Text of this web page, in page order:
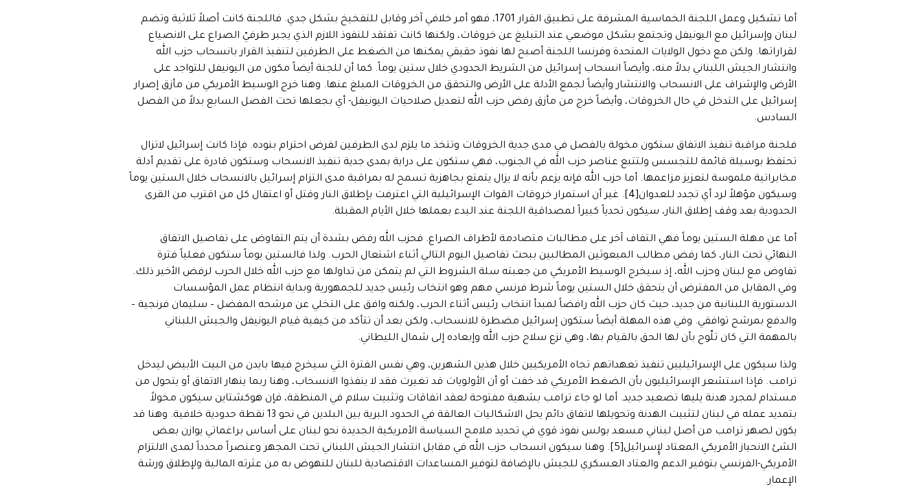
أما تشكيل وعمل اللجنة الخماسية المشرفة على تطبيق القرار 1701، فهو أمر خلافي آخر وقابل للتفخيخ بشكل جدي. فاللجنة كانت أصلاً ثلاثية وتضم
لبنان وإسرائيل مع اليونيفل وتجتمع بشكل موضعي عند التبليغ عن خروقات، ولكنها كانت تفتقد للنفوذ اللازم الذي يجبر طرفيّ الصراع على الانصياع
لقراراتها. ولكن مع دخول الولايات المتحدة وفرنسا اللجنة أصبح لها نفوذ حقيقي يمكنها من الضغط على الطرفين لتنفيذ القرار بانسحاب حزب الله
وانتشار الجيش اللبناني بدلاً منه، وأيضاً انسحاب إسرائيل من الشريط الحدودي خلال ستين يوماً. كما أن للجنة أيضاً مكون من اليونيفل للتواجد على
الأرض والإشراف على الانسحاب والانتشار وأيضاً لجمع الأدلة على الأرض والتحقق من الخروقات المبلغ عنها. وهنا خرج الوسيط الأمريكي من مأزق إصرار
إسرائيل على التدخل في حال الخروقات، وأيضاً خرج من مأزق رفض حزب الله لتعديل صلاحيات اليونيفل- أي بجعلها تحت الفصل السابع بدلاً من الفصل
السادس.
فلجنة مراقبة تنفيذ الاتفاق ستكون مخولة بالفصل في مدى جدية الخروقات وتتخذ ما يلزم لدى الطرفين لفرض احترام بنوده. فإذا كانت إسرائيل لاتزال
تحتفظ بوسيلة قائمة للتجسس ولتتبع عناصر حزب الله في الجنوب، فهي ستكون على دراية بمدى جدية تنفيذ الانسحاب وستكون قادرة على تقديم أدلة
مخابراتية ملموسة لتعزيز مزاعمها. أما حزب الله فإنه يزعم بأنه لا يزال يتمتع بجاهزية تسمح له بمراقبة مدى التزام إسرائيل بالانسحاب خلال الستين يوماً
وسيكون مؤهلاً لرد أي تجدد للعدوان[4]. غير أن استمرار خروقات القوات الإسرائيلية التي اعترفت بإطلاق النار وقتل أو اعتقال كل من اقترب من القرى
الحدودية بعد وقف إطلاق النار، سيكون تحدياً كبيراً لمصداقية اللجنة عند البدء بعملها خلال الأيام المقبلة.
أما عن مهلة الستين يوماً فهي التفاف آخر على مطالبات متصادمة لأطراف الصراع. فحزب الله رفض بشدة أن يتم التفاوض على تفاصيل الاتفاق
النهائي تحت النار، كما رفض مطالب المبعوثين المطالبين ببحث تفاصيل اليوم التالي أثناء اشتعال الحرب. ولذا فالستين يوماً ستكون فعلياً فترة
تفاوض مع لبنان وحزب الله، إذ سيخرج الوسيط الأمريكي من جعبته سلة الشروط التي لم يتمكن من تداولها مع حزب الله خلال الحرب لرفض الأخير ذلك.
وفي المقابل من المفترض أن يتحقق خلال الستين يوماً شرط فرنسي مهم وهو انتخاب رئيس جديد للجمهورية وبداية انتظام عمل المؤسسات
الدستورية اللبنانية من جديد، حيث كان حزب الله رافضاً لمبدأ انتخاب رئيس أثناء الحرب، ولكنه وافق على التخلي عن مرشحه المفضل – سليمان فرنجية –
والدفع بمرشح توافقي. وفي هذه المهلة أيضاً ستكون إسرائيل مضطرة للانسحاب، ولكن بعد أن تتأكد من كيفية قيام اليونيفل والجيش اللبناني
بالمهمة التي كان تلّوح بأن لها الحق بالقيام بها، وهي نزع سلاح حزب الله وإبعاده إلى شمال الليطاني.
ولذا سيكون على الإسرائيليين تنفيذ تعهداتهم تجاه الأمريكيين خلال هذين الشهرين، وهي نفس الفترة التي سيخرج فيها بايدن من البيت الأبيض ليدخل
ترامب. فإذا استشعر الإسرائيليون بأن الضغط الأمريكي قد خفت أو أن الأولويات قد تغيرت فقد لا ينفذوا الانسحاب، وهنا ربما ينهار الاتفاق أو يتحول من
مستدام لمجرد هدنة يليها تصعيد جديد. أما لو جاء ترامب بشهية مفتوحة لعقد اتفاقات وتثبيت سلام في المنطقة، فإن هوكشتاين سيكون مخولاً
بتمديد عمله في لبنان لتثبيت الهدنة وتحويلها لاتفاق دائم يحل الاشكاليات العالقة في الحدود البرية بين البلدين في نحو 13 نقطة حدودية خلافية. وهنا قد
يكون لصهر ترامب من أصل لبناني مسعد بولس نفوذ قوي في تحديد ملامح السياسة الأمريكية الجديدة نحو لبنان على أساس براغماتي يوازن بعض
الشئ الانحياز الأمريكي المعتاد لإٍسرائيل[5]. وهنا سيكون انسحاب حزب الله في مقابل انتشار الجيش اللبناني تحت المجهر وعنصراً محدداً لمدى الالتزام
الأمريكي-الفرنسي بتوفير الدعم والعتاد العسكري للجيش بالإضافة لتوفير المساعدات الاقتصادية للبنان للنهوض به من عثرته المالية ولإطلاق ورشة
الإعمار.